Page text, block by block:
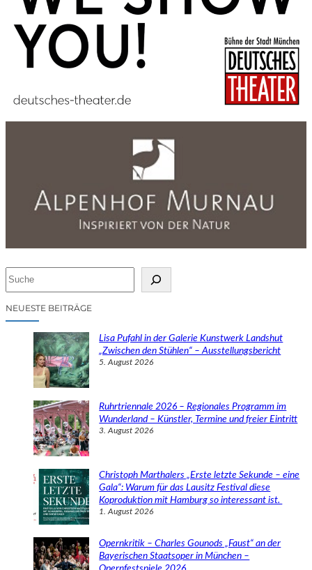
NEUESTE BEITRÄGE
Lisa Pufahl in der Galerie Kunstwerk Landshut
„Zwischen den Stühlen“ – Ausstellungsbericht
5. August 2026
Ruhrtriennale 2026 – Regionales Programm im
Wunderland – Künstler, Termine und freier Eintritt
3. August 2026
Christoph Marthalers „Erste letzte Sekunde – eine
Gala“: Warum für das Lausitz Festival diese
Koproduktion mit Hamburg so interessant ist.
1. August 2026
Opernkritik – Charles Gounods „Faust“ an der
Bayerischen Staatsoper in München –